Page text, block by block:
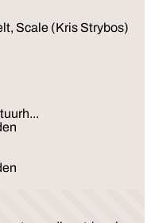
Scale (Kris Strybos)